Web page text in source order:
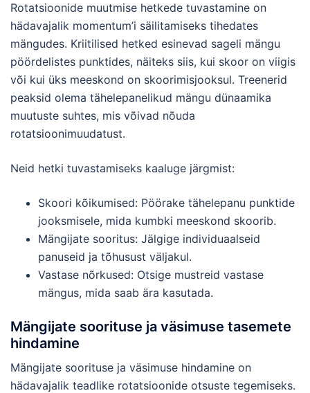
Rotatsioonide muutmise hetkede tuvastamine on
hädavajalik momentum’i säilitamiseks tihedates
mängudes. Kriitilised hetked esinevad sageli mängu
pöördelistes punktides, näiteks siis, kui skoor on viigis
või kui üks meeskond on skoorimisjooksul. Treenerid
peaksid olema tähelepanelikud mängu dünaamika
muutuste suhtes, mis võivad nõuda
rotatsioonimuudatust.
Neid hetki tuvastamiseks kaaluge järgmist:
Skoori kõikumised: Pöörake tähelepanu punktide
jooksmisele, mida kumbki meeskond skoorib.
Mängijate sooritus: Jälgige individuaalseid
panuseid ja tõhusust väljakul.
Vastase nõrkused: Otsige mustreid vastase
mängus, mida saab ära kasutada.
Mängijate soorituse ja väsimuse tasemete
hindamine
Mängijate soorituse ja väsimuse hindamine on
hädavajalik teadlike rotatsioonide otsuste tegemiseks.